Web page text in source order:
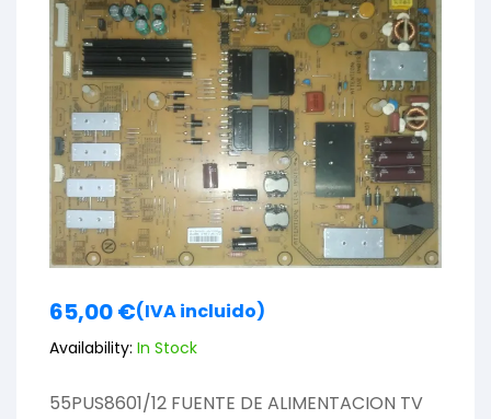
65,00€(IVA incluido)
Availability: In Stock
55PUS8601/12 FUENTE DE ALIMENTACION TV